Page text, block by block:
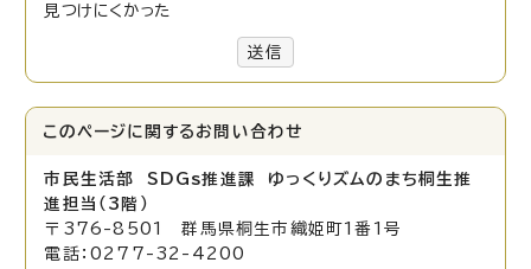
見つけにくかった
送信
このページに関する お問い合わせ
市民生活部 SDGs推進課 ゆっくりズムのまち桐生推
進担当（3階）
〒376-8501 群馬県桐生市織姫町1番1号
電話：0277-32-4200